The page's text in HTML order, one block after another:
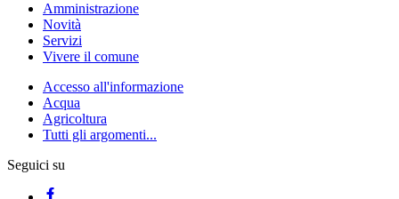
Amministrazione
Novità
Servizi
Vivere il comune
Accesso all'informazione
Acqua
Agricoltura
Tutti gli argomenti...
Seguici su